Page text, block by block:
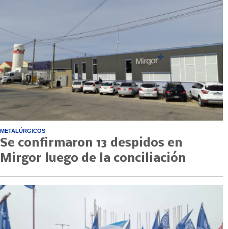
METALÚRGICOS
Se confirmaron 13 despidos en
Mirgor luego de la conciliación